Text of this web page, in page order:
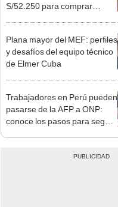
S/52.250 para comprar
Plana mayor del MEF: perfiles
y desafíos del equipo técnico
de Elmer Cuba
Trabajadores en Perú pueden
pasarse de la AFP a ONP:
conoce los pasos para seguir